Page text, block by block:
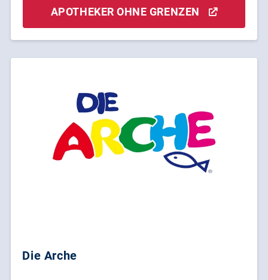
APOTHEKER OHNE GRENZEN
Die Arche